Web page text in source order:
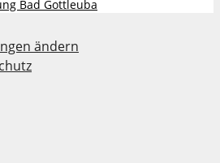
Bad Gottleuba
ändern